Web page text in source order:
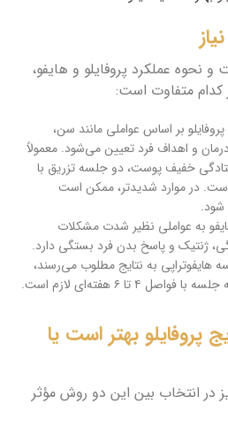
نحوه عملکرد پروفایلو و هایفو،
کدام متفاوت است:
بر اساس عواملی مانند سن،
و اهداف فرد تعیین می‌شود. معمولاً
خفیف پوست، دو جلسه تزریق با
در موارد شدیدتر، ممکن است
به عواملی نظیر شدت مشکلات
ژنتیک و پاسخ بدن فرد بستگی دارد.
هایفوتراپی به نتایج مطلوب می‌رسند،
۴ تا ۶ هفته‌ای لازم است.
بهتر است یا
در انتخاب بین این دو روش مؤثر